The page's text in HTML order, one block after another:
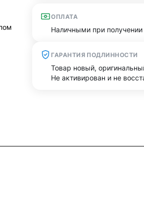
ОПЛАТА
Наличными при получении
ГАРАНТИЯ ПОДЛИННОСТИ
Товар новый,
Не активирован и не